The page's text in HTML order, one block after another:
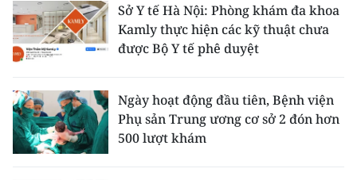
Sở Y tế Hà Nội: Phòng khám đa khoa
Kamly thực hiện các kỹ thuật chưa
được Bộ Y tế phê duyệt
Ngày hoạt động đầu tiên, Bệnh viện
Phụ sản Trung ương cơ sở 2 đón hơn
500 lượt khám